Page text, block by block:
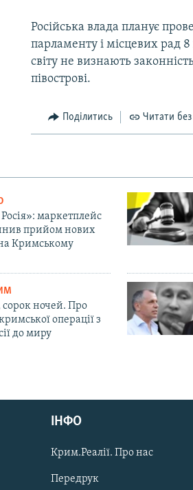
Російська влада планує
парламенту і місцевих рад
світу не визнають
півострові.
Поділитись Читати без
маркетплейс
прийом нових
Кримському
сорок ночей. Про
операції з
до миру
ІНФО
Крим.Реалії. Про нас
Передрук